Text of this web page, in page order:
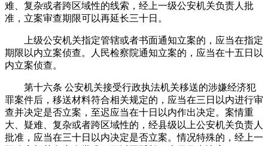
难、复杂或者跨区域性的线索，经上一级公安机关负责人批
准，立案审查期限可以再延长三十日。
上级公安机关指定管辖或者书面通知立案的，应当在指定
期限以内立案侦查。人民检察院通知立案的，应当在十五日以
内立案侦查。
第十六条 公安机关接受行政执法机关移送的涉嫌经济犯
罪案件后，移送材料符合相关规定的，应当在三日以内进行审
查并决定是否立案，至迟应当在十日以内作出决定。案情重
大、疑难、复杂或者跨区域性的，经县级以上公安机关负责人
批准，应当在三十日以内决定是否立案。情况特殊的，经上一